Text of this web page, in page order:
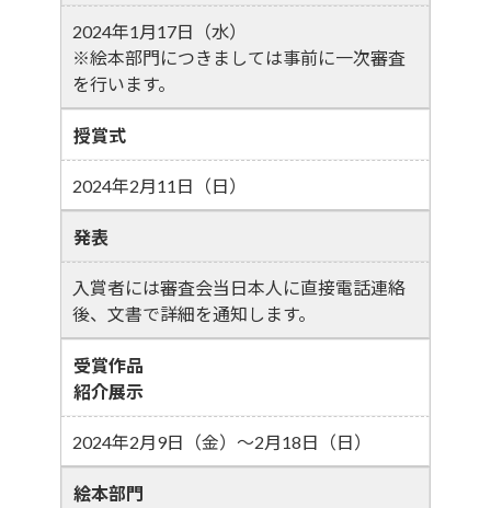
2024年1月17日（水）
※絵本部門につきましては事前に一次審査
を行います。
授賞式
2024年2月11日（日）
発表
入賞者には審査会当日本人に直接電話連絡
後、文書で詳細を通知します。
受賞作品
紹介展示
2024年2月9日（金）～2月18日（日）
絵本部門